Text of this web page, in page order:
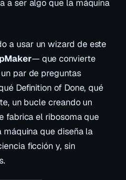
a ser algo que la máquina
a usar un wizard de este
— que convierte
par de preguntas
Definition of Done, qué
un bucle creando un
fabrica el ribosoma que
que diseña la
ficción y, sin